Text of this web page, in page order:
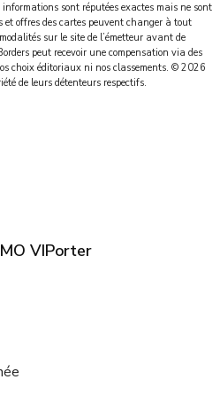
sont réputées exactes mais ne sont
et offres des cartes peuvent changer à tout
sur le site de l’émetteur avant de
peut recevoir une compensation via des
choix éditoriaux ni nos classements. © 2026
de leurs détenteurs respectifs.
VIPorter